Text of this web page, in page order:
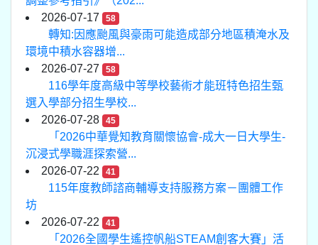
2026-07-17
58
轉知:因應颱風與豪雨可能造成部分地區積淹水及
環境中積水容器增...
2026-07-27
58
116學年度高級中等學校藝術才能班特色招生甄
選入學部分招生學校...
2026-07-28
45
「2026中華覺知教育關懷協會-成大一日大學生-
沉浸式學職涯探索營...
2026-07-22
41
115年度教師諮商輔導支持服務方案－團體工作
坊
2026-07-22
41
「2026全國學生遙控帆船STEAM創客大賽」活